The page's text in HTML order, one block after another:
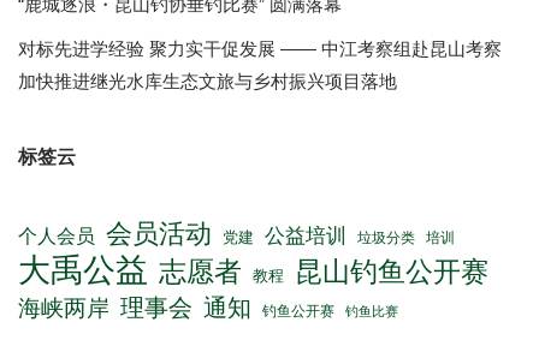
对标先进学经验 聚力实干促发展 —— 中江考察组赴昆山考察
加快推进继光水库生态文旅与乡村振兴项目落地
标签云
个人会员 会员活动 党建 公益培训 垃圾分类 培训
大禹公益 志愿者 教程 昆山钓鱼公开赛
海峡两岸 理事会 通知 钓鱼公开赛 钓鱼比赛